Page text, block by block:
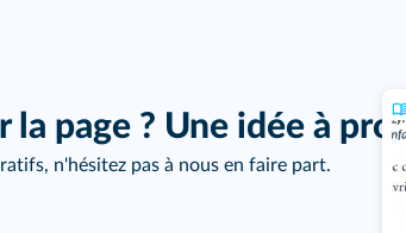
la page ? Une idée à
n'hésitez pas à nous en faire part.